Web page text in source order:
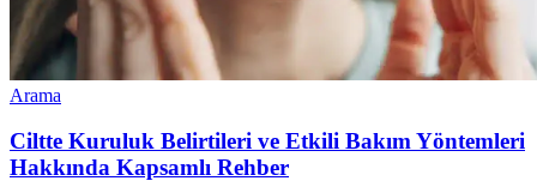
Arama
Ciltte Kuruluk Belirtileri ve Etkili Bakım Yöntemleri
Hakkında Kapsamlı Rehber